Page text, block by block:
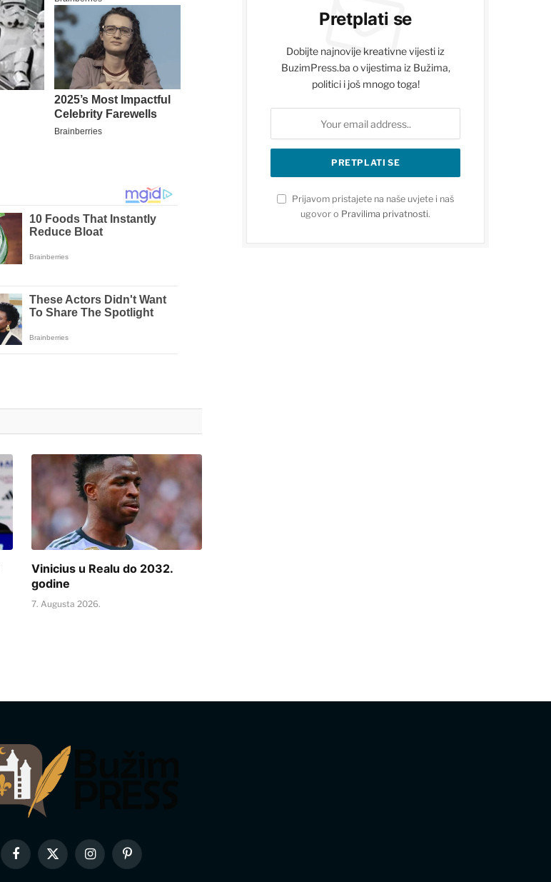
Vinicius u Realu do 2032.
godine
7. Augusta 2026.
Pretplati se
Dobijte najnovije kreativne vijesti iz
BuzimPress.ba o vijestima iz Bužima,
politici i još mnogo toga!
Prijavom pristajete na naše uvjete i naš
ugovor o Pravilima privatnosti.
Facebook
X
InstagramPinterest